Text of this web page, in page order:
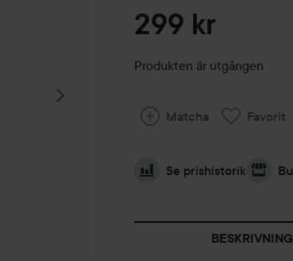
299 kr
Produkten är utgången
Matcha Favorit
Se prishistorik
BESKRIVNING